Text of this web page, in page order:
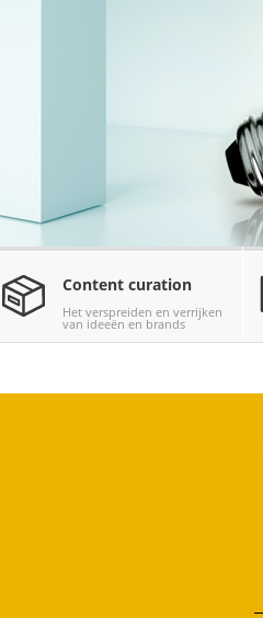
Content curation
Het verspreiden en verrijken
van ideeën en brands